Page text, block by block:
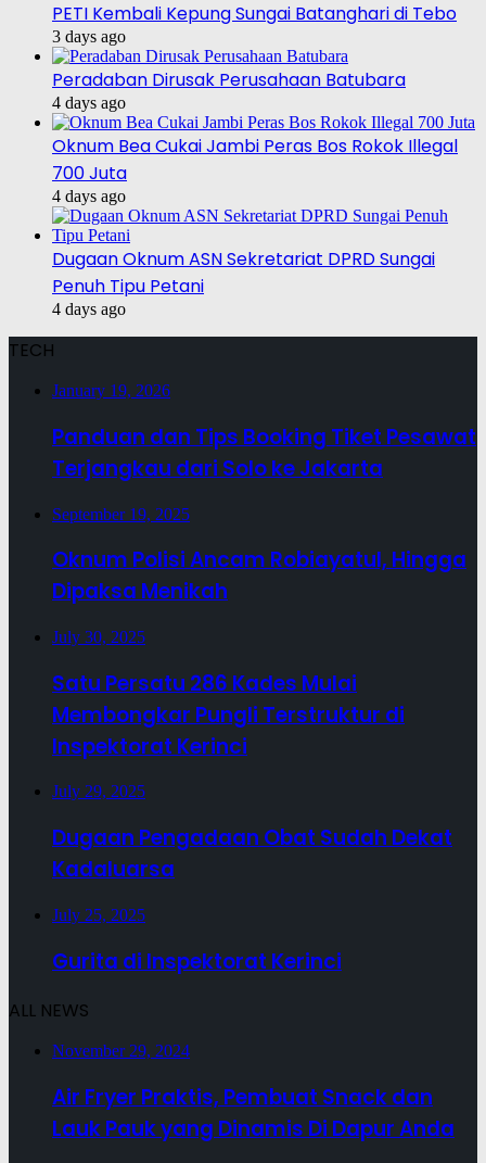
PETI Kembali Kepung Sungai Batanghari di Tebo
3 days ago
Peradaban Dirusak Perusahaan Batubara
4 days ago
Oknum Bea Cukai Jambi Peras Bos Rokok Illegal
700 Juta
4 days ago
Dugaan Oknum ASN Sekretariat DPRD Sungai
Penuh Tipu Petani
4 days ago
TECH
January 19, 2026
Panduan dan Tips Booking Tiket Pesawat
Terjangkau dari Solo ke Jakarta
September 19, 2025
Oknum Polisi Ancam Robiayatul, Hingga
Dipaksa Menikah
July 30, 2025
Satu Persatu 286 Kades Mulai
Membongkar Pungli Terstruktur di
Inspektorat Kerinci
July 29, 2025
Dugaan Pengadaan Obat Sudah Dekat
Kadaluarsa
July 25, 2025
Gurita di Inspektorat Kerinci
ALL NEWS
November 29, 2024
Air Fryer Praktis, Pembuat Snack dan
Lauk Pauk yang Dinamis Di Dapur Anda